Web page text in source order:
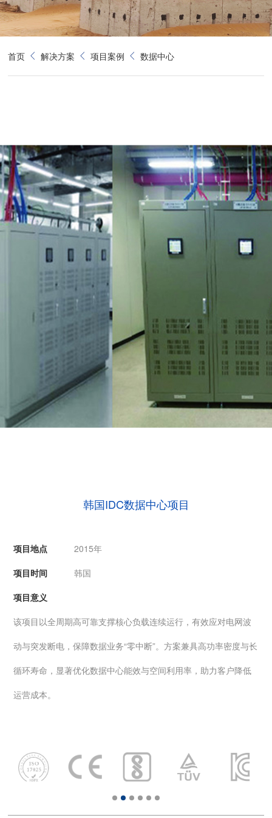
首页 解决方案 项目案例 数据中心
韩国IDC数据中心项目
项目地点
2015年
项目时间
韩国
项目意义
该项目以全周期高可靠支撑核心负载连续运行，有效应对电网波
动与突发断电，保障数据业务“零中断”。方案兼具高功率密度与长
循环寿命，显著优化数据中心能效与空间利用率，助力客户降低
运营成本。